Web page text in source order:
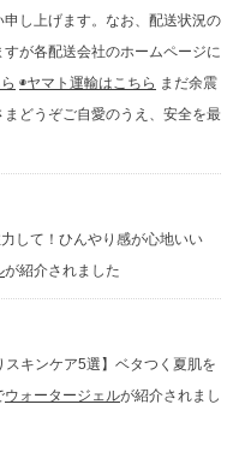
し上げます。なお、配送状況の
が各配送会社のホームページに
◉ヤマト運輸はこちら まだ余震
どうぞご自愛のうえ、安全を最
して！ひんやり感が心地いい
が紹介されました
スキンケア5選】ベタつく夏肌を
ウォータージェルが紹介されまし